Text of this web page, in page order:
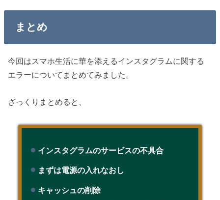
まとめ
今回はスマホ生活に華を添えるインスタグラムに関する
エラーについてまとめてみました。
ざっくりまとめると、
インスタグラムのサービスの不具合
まずは電源の入れなおし
キャッシュの削除